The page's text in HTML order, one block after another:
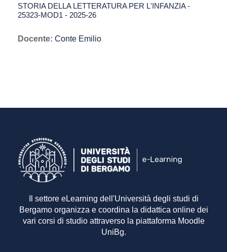
STORIA DELLA LETTERATURA PER L'INFANZIA -
25323-MOD1 - 2025-26
Docente: Conte Emilio
Il settore eLearning dell'Università degli studi di
Bergamo organizza e coordina la didattica online dei
vari corsi di studio attraverso la piattaforma Moodle
UniBg.